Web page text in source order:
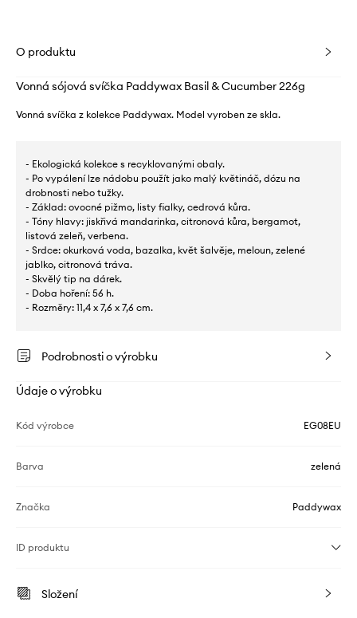
O produktu
Vonná sójová svíčka Paddywax Basil & Cucumber 226g
Vonná svíčka z kolekce Paddywax. Model vyroben ze skla.
- Ekologická kolekce s recyklovanými obaly.
- Po vypálení lze nádobu použít jako malý květináč, dózu na
drobnosti nebo tužky.
- Základ: ovocné pižmo, listy fialky, cedrová kůra.
- Tóny hlavy: jiskřivá mandarinka, citronová kůra, bergamot,
listová zeleň, verbena.
- Srdce: okurková voda, bazalka, květ šalvěje, meloun, zelené
jablko, citronová tráva.
- Skvělý tip na dárek.
- Doba hoření: 56 h.
- Rozměry: 11,4 x 7,6 x 7,6 cm.
Podrobnosti o výrobku
Údaje o výrobku
Kód výrobce EG08EU
Barva zelená
Značka Paddywax
ID produktu
Složení